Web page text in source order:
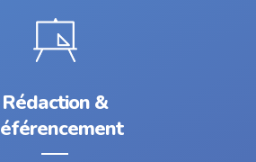
Rédaction &